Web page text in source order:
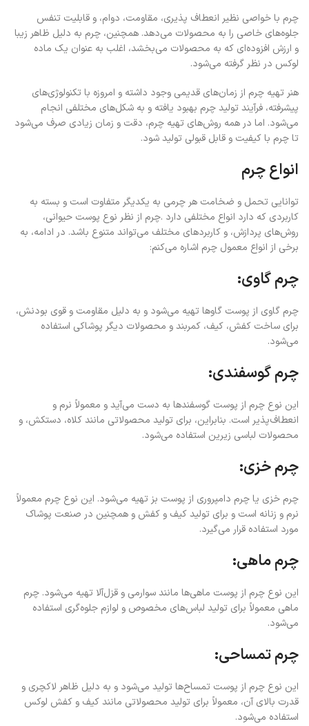
چرم با خواصی نظیر انعطاف‌ پذیری، مقاومت، دوام، و قابلیت تنفس
جلوه‌های خاصی را به محصولات می‌دهد. همچنین، چرم به دلیل ظاهر زیبا
و ارزش افزوده‌ای که به محصولات می‌بخشد، اغلب به عنوان یک ماده
لوکس در نظر گرفته می‌شود.
هنر تهیه چرم از زمان‌های قدیمی وجود داشته و امروزه با تکنولوژی‌های
پیشرفته، فرآیند تولید چرم بهبود یافته و به شکل‌های مختلفی انجام
می‌شود. اما در همه روش‌های تهیه چرم، دقت و زمان زیادی صرف می‌شود
تا چرم با کیفیت و قابل قبولی تولید شود.
انواع چرم
توانایی تحمل و ضخامت هر چرمی به یکدیگر متفاوت است و بسته به
کاربردی که دارد انواع مختلفی دارد .چرم از نظر نوع پوست حیوانی،
روش‌های پردازش، و کاربردهای مختلف می‌تواند متنوع باشد. در ادامه، به
برخی از انواع معمول چرم اشاره می‌کنم:
چرم گاوی:
چرم گاوی از پوست گاوها تهیه می‌شود و به دلیل مقاومت و قوی بودنش،
برای ساخت کفش، کیف، کمربند و محصولات دیگر پوشاکی استفاده
می‌شود.
چرم گوسفندی:
این نوع چرم از پوست گوسفندها به دست می‌آید و معمولاً نرم و
انعطاف‌پذیر است. بنابراین، برای تولید محصولاتی مانند کلاه، دستکش، و
محصولات لباسی زیرین استفاده می‌شود.
چرم خزی:
چرم خزی یا چرم دامپروری از پوست بز تهیه می‌شود. این نوع چرم معمولاً
نرم و زنانه است و برای تولید کیف و کفش و همچنین در صنعت پوشاک
مورد استفاده قرار می‌گیرد.
چرم ماهی:
این نوع چرم از پوست ماهی‌ها مانند سوارمی و قزل‌آلا تهیه می‌شود. چرم
ماهی معمولاً برای تولید لباس‌های مخصوص و لوازم جلوه‌گری استفاده
می‌شود.
چرم تمساحی:
این نوع چرم از پوست تمساح‌ها تولید می‌شود و به دلیل ظاهر لاکچری و
قدرت بالای آن، معمولاً برای تولید محصولاتی مانند کیف و کفش لوکس
استفاده می‌شود.